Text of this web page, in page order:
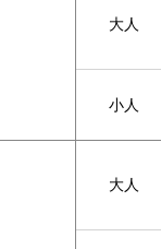
大人
小人
大人